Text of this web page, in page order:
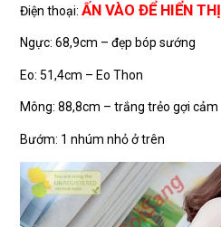
Điện thoại:ẤN VÀO ĐỂ HIỂN THỊ
Ngực: 68,9cm – đẹp bóp sướng
Eo: 51,4cm – Eo Thon
Mông: 88,8cm – trắng trẻo gợi cảm
Bướm: 1 nhúm nhỏ ở trên